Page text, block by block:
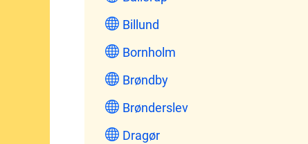
Billund
Bornholm
Brøndby
Brønderslev
Dragør